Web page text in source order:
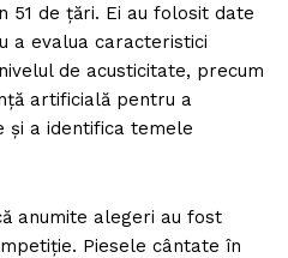
51 de țări. Ei au folosit date
a evalua caracteristici
de acusticitate, precum
artificială pentru a
și a identifica temele
anumite alegeri au fost
Piesele cântate în